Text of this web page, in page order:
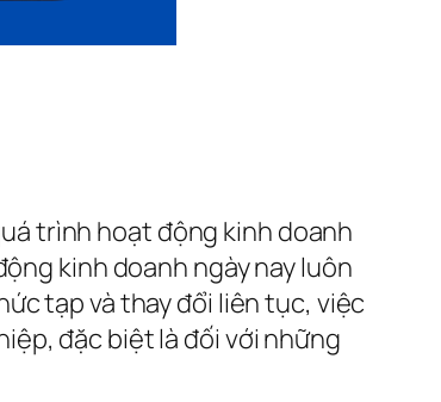
trình hoạt động kinh doanh
kinh doanh ngày nay luôn
tạp và thay đổi liên tục, việc
đặc biệt là đối với những